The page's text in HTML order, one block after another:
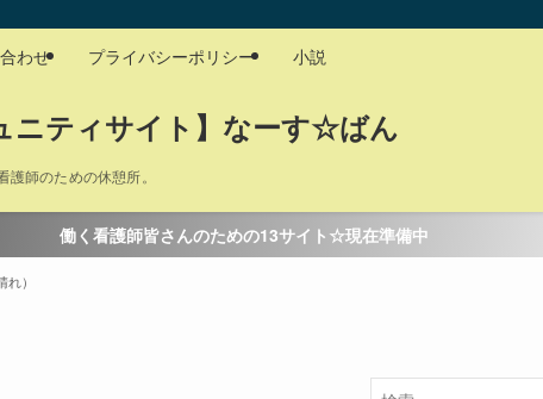
ニティサイト】なーす☆ばん
師のための休憩所。
わせ プライバシーポリシー 小説
護師皆さんのための13サイト☆現在準備中
）